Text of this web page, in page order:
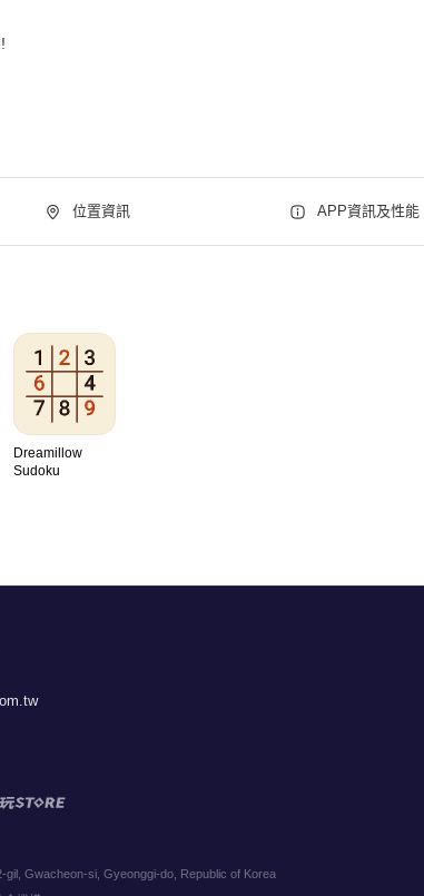
位置資訊 APP資訊及性能
Dreamillow
Sudoku
Gwacheon-si, Gyeonggi-do, Republic of Korea